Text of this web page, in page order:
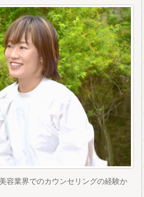
容業界でのカウンセリングの経験か